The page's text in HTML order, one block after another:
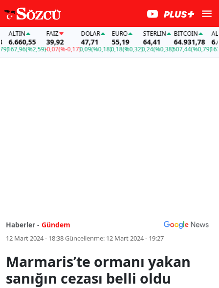
ALTIN
6.660,55
167,96(%2,59)
FAİZ
39,92
-0,07(%-0,17)
DOLAR
47,71
0,09(%0,18)
EURO
55,19
0,18(%0,32)
STERLIN
64,41
0,24(%0,38)
BITCOIN
64.931,78
507,44(%0,79)
Haberler - Gündem
12 Mart 2024 - 18:38Güncellenme: 12 Mart 2024 - 19:27
Marmaris’te ormanı yakan
sanığın cezası belli oldu